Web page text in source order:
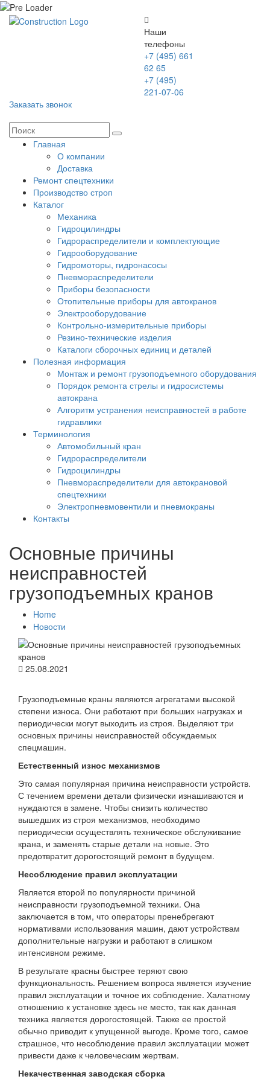
Наши
телефоны
+7 (495) 661
62 65
+7 (495)
221-07-06
Заказать звонок
Главная
О компании
Доставка
Ремонт спецтехники
Производство строп
Каталог
Механика
Гидроцилиндры
Гидрораспределители и комплектующие
Гидрооборудование
Гидромоторы, гидронасосы
Пневмораспределители
Приборы безопасности
Отопительные приборы для автокранов
Электрооборудование
Контрольно-измерительные приборы
Резино-технические изделия
Каталоги сборочных единиц и деталей
Полезная информация
Монтаж и ремонт грузоподъемного оборудования
Порядок ремонта стрелы и гидросистемы
автокрана
Алгоритм устранения неисправностей в работе
гидравлики
Терминология
Автомобильный кран
Гидрораспределители
Гидроцилиндры
Пневмораспределители для автокрановой
спецтехники
Электропневмовентили и пневмокраны
Контакты
Основные причины
неисправностей
грузоподъемных кранов
Home
Новости
25.08.2021
Грузоподъемные краны являются агрегатами высокой
степени износа. Они работают при больших нагрузках и
периодически могут выходить из строя. Выделяют три
основных причины неисправностей обсуждаемых
спецмашин.
Естественный износ механизмов
Это самая популярная причина неисправности устройств.
С течением времени детали физически изнашиваются и
нуждаются в замене. Чтобы снизить количество
вышедших из строя механизмов, необходимо
периодически осуществлять техническое обслуживание
крана, и заменять старые детали на новые. Это
предотвратит дорогостоящий ремонт в будущем.
Несоблюдение правил эксплуатации
Является второй по популярности причиной
неисправности грузоподъемной техники. Она
заключается в том, что операторы пренебрегают
нормативами использования машин, дают устройствам
дополнительные нагрузки и работают в слишком
интенсивном режиме.
В результате красны быстрее теряют свою
функциональность. Решением вопроса является изучение
правил эксплуатации и точное их соблюдение. Халатному
отношению к установке здесь не место, так как данная
техника является дорогостоящей. Также ее простой
обычно приводит к упущенной выгоде. Кроме того, самое
страшное, что несоблюдение правил эксплуатации может
привести даже к человеческим жертвам.
Некачественная заводская сборка